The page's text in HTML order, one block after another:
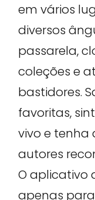
em vários
diversos
passarela,
coleções e
bastidores.
favoritas,
vivo e tenha
autores
O aplicativo
apenas para